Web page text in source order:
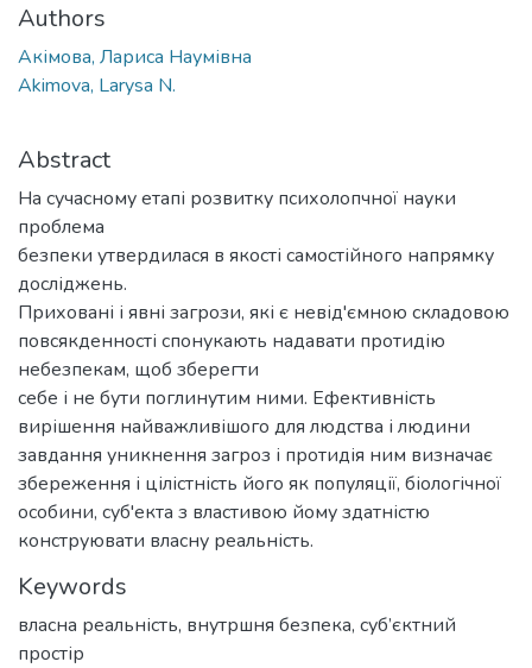
Authors
Акімова, Лариса Наумівна
Akimova, Larysa N.
Abstract
На сучасному етапі розвитку психолопчної науки
проблема
безпеки утвердилася в якості самостійного напрямку
досліджень.
Приховані і явні загрози, які є невід'ємною складовою
повсякденності спонукають надавати протидію
небезпекам, щоб зберегти
себе і не бути поглинутим ними. Ефективність
вирішення найважливішого для людства і людини
завдання уникнення загроз і протидія ним визначає
збереження і цілістність його як популяції, біологічної
особини, суб'екта з властивою йому здатністю
конструювати власну реальність.
Keywords
власна реальність, внутршня безпека, суб’єктний
простір